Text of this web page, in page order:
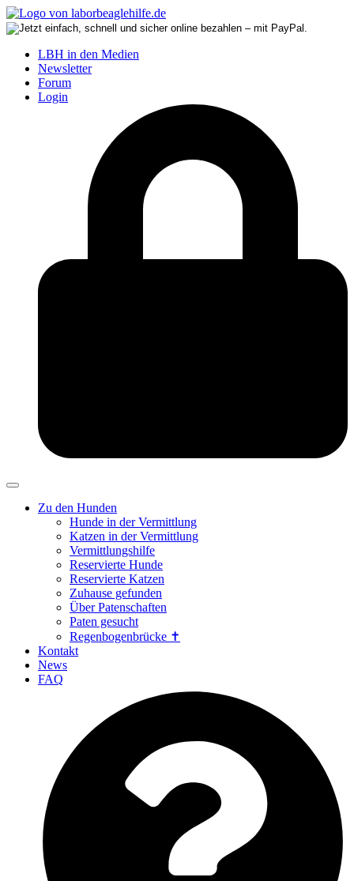
LBH in den Medien
Newsletter
Forum
Login
Zu den Hunden
Hunde in der Vermittlung
Katzen in der Vermittlung
Vermittlungshilfe
Reservierte Hunde
Reservierte Katzen
Zuhause gefunden
Über Patenschaften
Paten gesucht
Regenbogenbrücke ✝
Kontakt
News
FAQ